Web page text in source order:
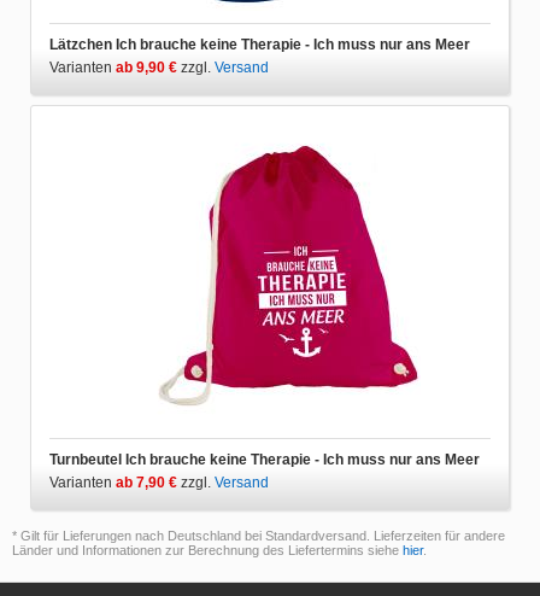
Lätzchen Ich brauche keine Therapie - Ich muss nur ans Meer
Varianten ab 9,90 € zzgl. Versand
Turnbeutel Ich brauche keine Therapie - Ich muss nur ans Meer
Varianten ab 7,90 € zzgl. Versand
* Gilt für Lieferungen nach Deutschland bei Standardversand. Lieferzeiten für andere
Länder und Informationen zur Berechnung des Liefertermins siehe hier.